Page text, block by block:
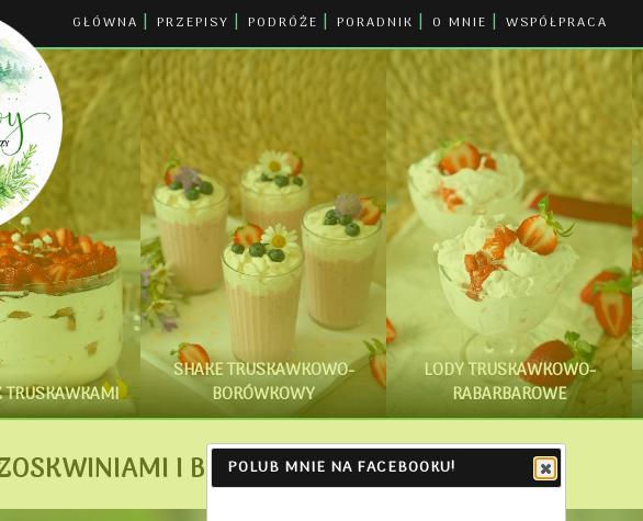
GŁÓWNA PRZEPISY PODRÓŻE PORADNIK O MNIE WSPÓŁPRACA
SHAKE TRUSKAWKOWO-
BORÓWKOWY
LODY TRUSKAWKOWO-
RABARBAROWE
I BUDYNIEM
POLUB MNIE NA FACEBOOKU!